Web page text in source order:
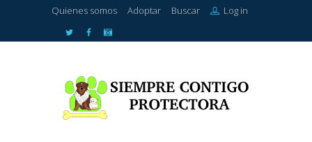
Quienes somos Adoptar Buscar Log in